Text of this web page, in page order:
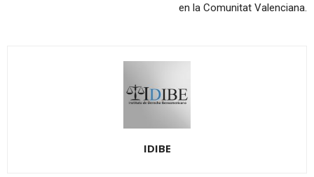
en la Comunitat Valenciana.
IDIBE